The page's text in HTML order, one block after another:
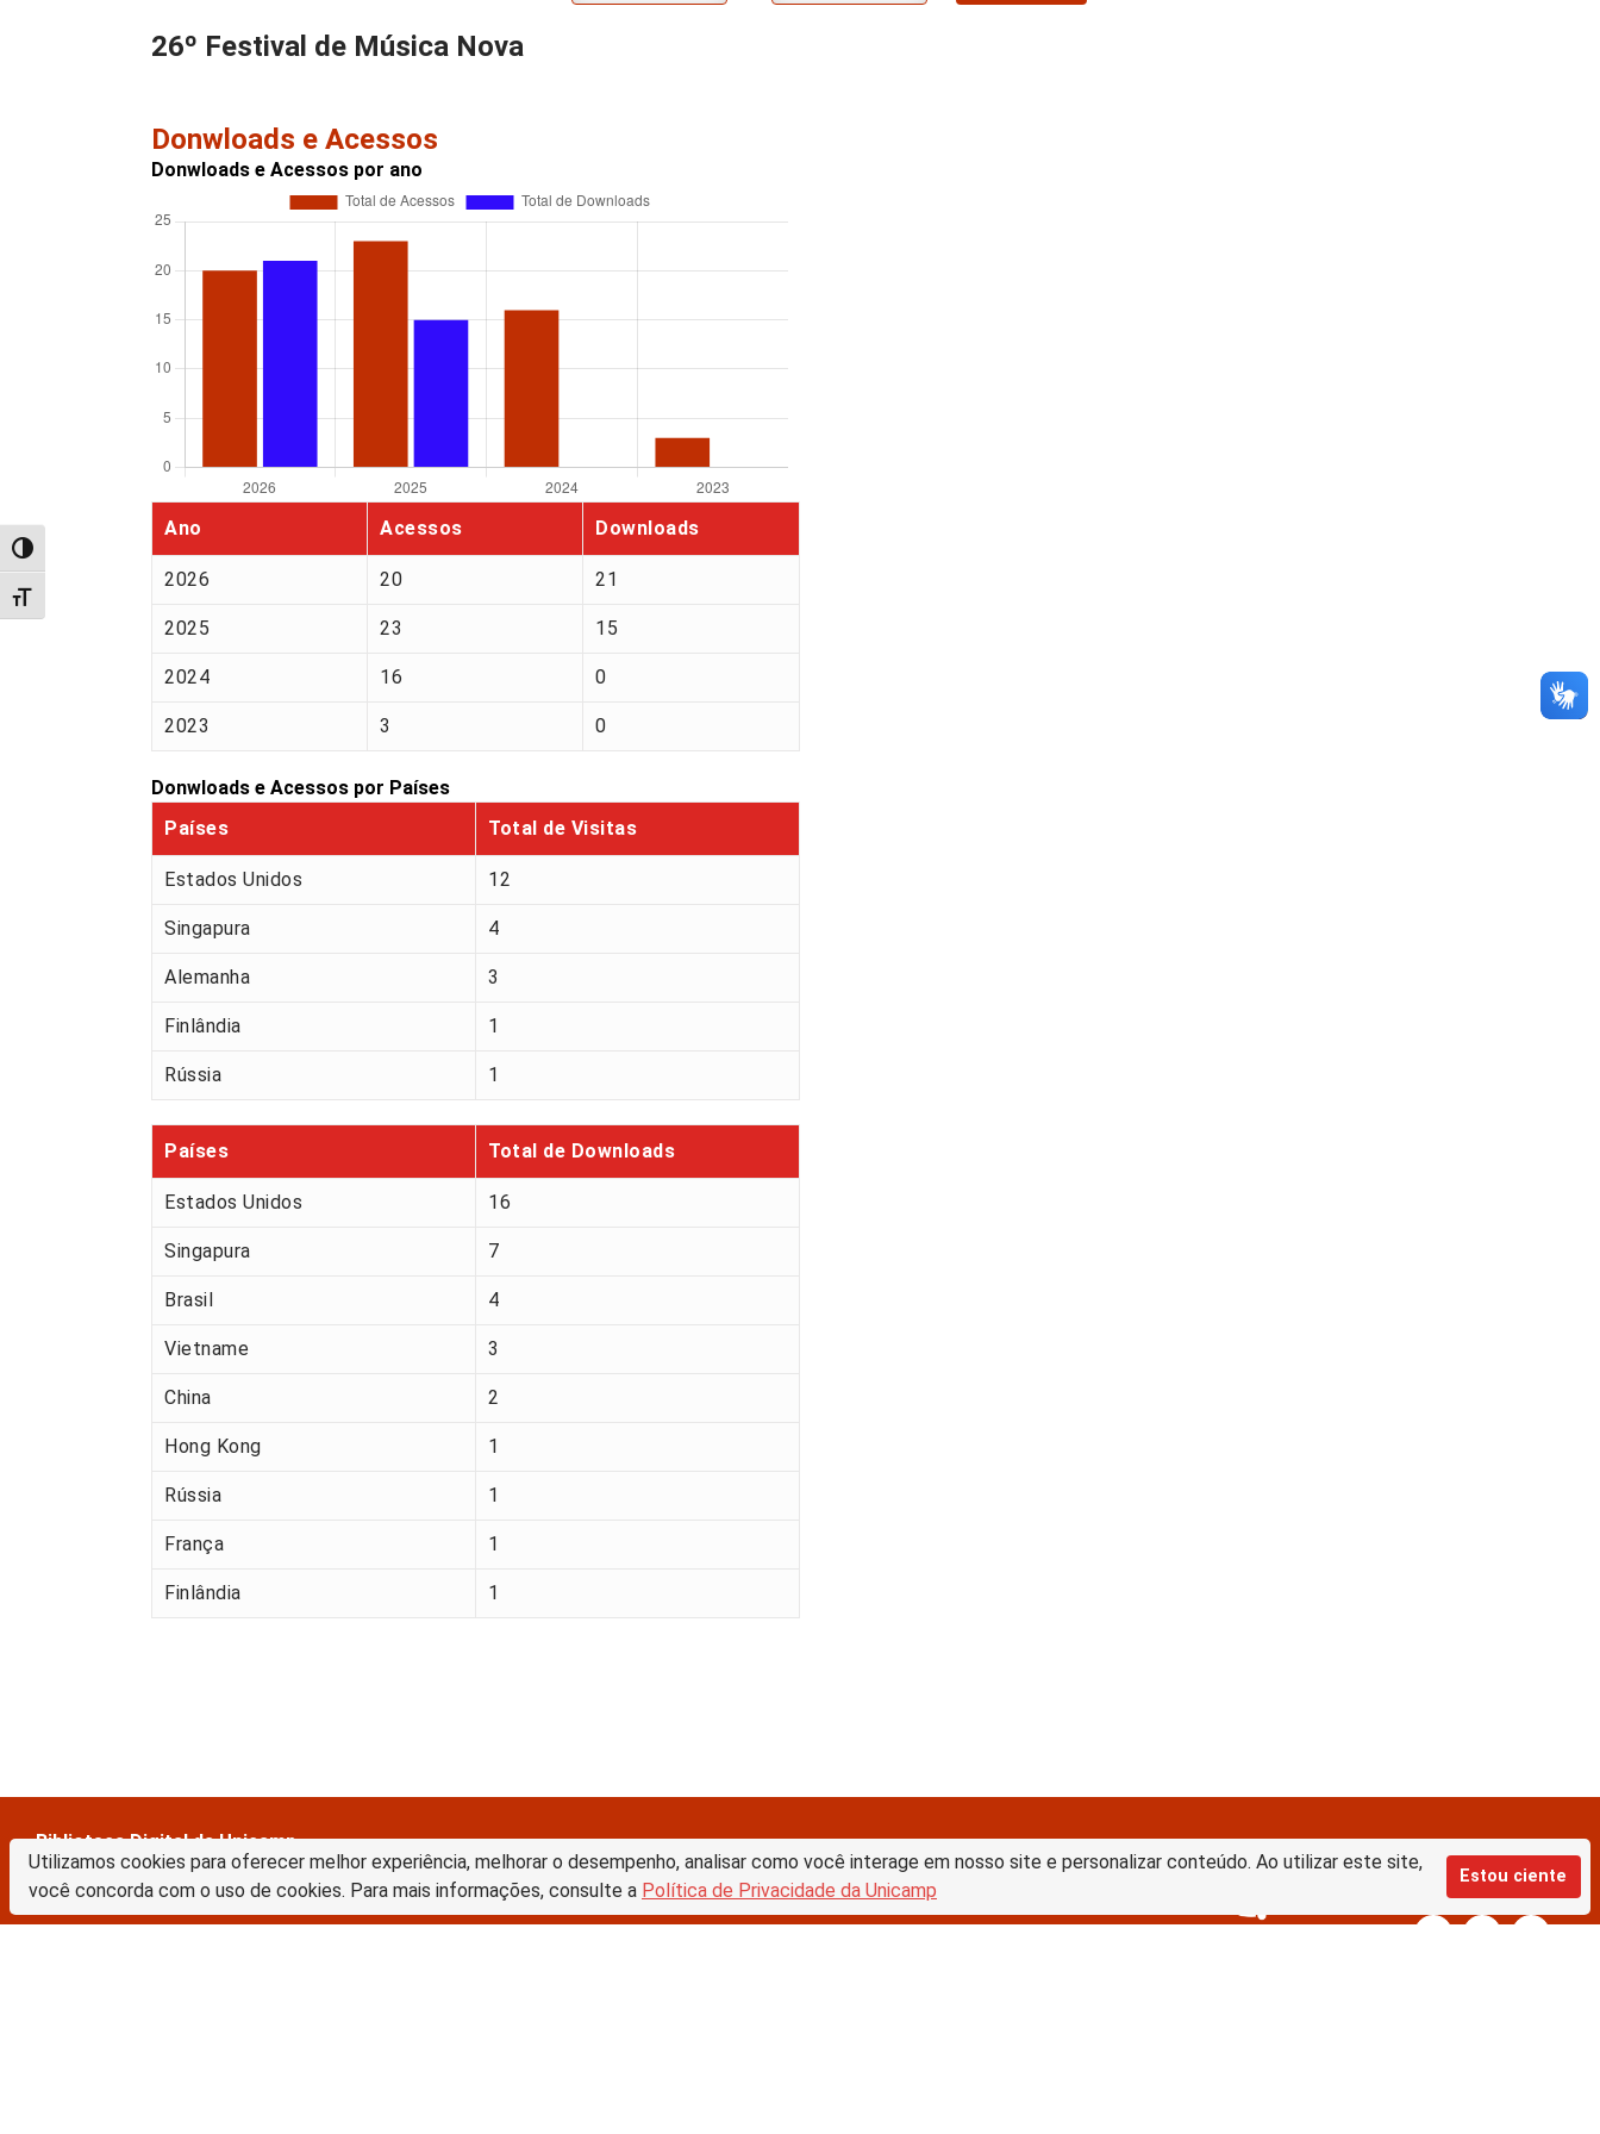
Utilizamos cookies para oferecer melhor experiência, melhorar o desempenho, analisar como você interage em nosso site e personalizar conteúdo. Ao utilizar este site,
você concorda com o uso de cookies. Para mais informações, consulte a Política de Privacidade da Unicamp
Estou ciente
Alternar alto contraste
Alternar tamanho da fonte
26º Festival de Música Nova
Donwloads e Acessos
Donwloads e Acessos por ano
Ano Acessos Downloads
2026 20 21
2025 23 15
2024 16 0
2023 3 0
Donwloads e Acessos por Países
Países
Total de Visitas
Estados Unidos 12
Singapura 4
Alemanha 3
Finlândia 1
Rússia 1
Países Total de Downloads
Estados Unidos 16
Singapura 7
Brasil 4
Vietname 3
China 2
Hong Kong 1
Rússia 1
França 1
Finlândia 1
Biblioteca Digital da Unicamp
Prédio da Biblioteca Central Cesar Lattes
Rua Sérgio Buarque de Holanda, 421 – 1º piso